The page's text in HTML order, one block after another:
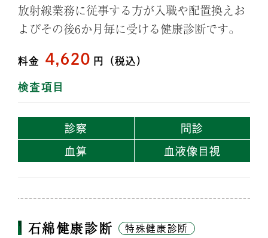
放射線業務に従事する方が入職や配置換えお
よびその後6か月毎に受ける健康診断です。
料金 4,620 円（税込）
検査項目
診察 問診
血算 血液像目視
石綿健康診断 特殊健康診断